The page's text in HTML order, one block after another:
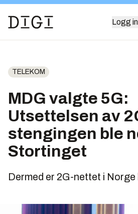
Logg
TELEKOM
MDG valgte 5G:
Utsettelsen av
stengingen ble
Stortinget
Dermed er 2G-nettet i